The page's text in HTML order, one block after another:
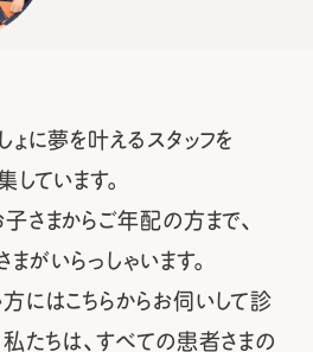
ょに夢を叶えるスタッフを
しています。
さまからご年配の方まで、
がいらっしゃいます。
にはこちらからお伺いして診
私たちは、すべての患者さまの